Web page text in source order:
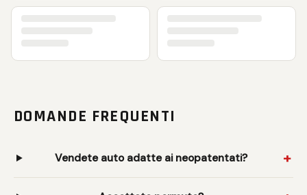
DOMANDE FREQUENTI
Vendete auto adatte ai neopatentati?